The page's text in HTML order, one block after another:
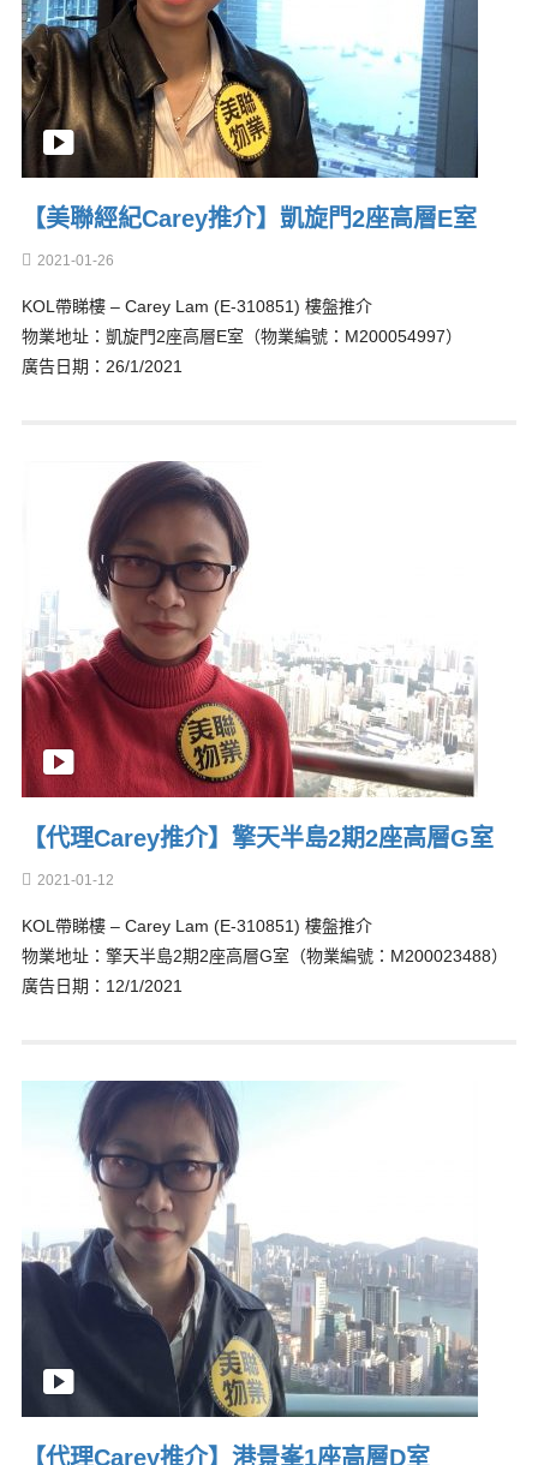
【美聯經紀Carey推介】凱旋門2座高層E室
2021-01-26
KOL帶睇樓 – Carey Lam (E-310851) 樓盤推介
物業地址：凱旋門2座高層E室（物業編號：M200054997）
廣告日期：26/1/2021
【代理Carey推介】擎天半島2期2座高層G室
2021-01-12
KOL帶睇樓 – Carey Lam (E-310851) 樓盤推介
物業地址：擎天半島2期2座高層G室（物業編號：M200023488）
廣告日期：12/1/2021
【代理Carey推介】港景峯1座高層D室